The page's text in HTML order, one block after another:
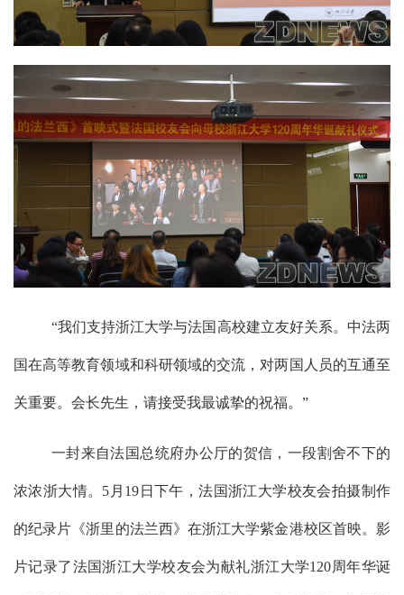
“我们支持浙江大学与法国高校建立友好关系。中法两
国在高等教育领域和科研领域的交流，对两国人员的互通至
关重要。会长先生，请接受我最诚挚的祝福。”
一封来自法国总统府办公厅的贺信，一段割舍不下的
浓浓浙大情。5月19日下午，法国浙江大学校友会拍摄制作
的纪录片《浙里的法兰西》在浙江大学紫金港校区首映。影
片记录了法国浙江大学校友会为献礼浙江大学120周年华诞